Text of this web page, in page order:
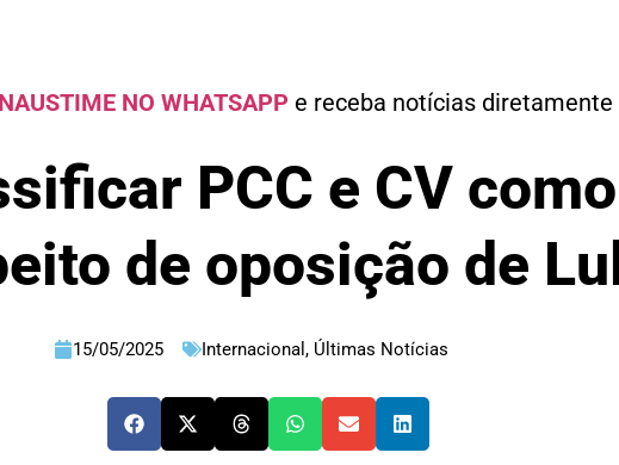
NO WHATSAPP e receba notícias
PCC e CV
de oposição de
15/05/2025 Internacional , Últimas Notícias